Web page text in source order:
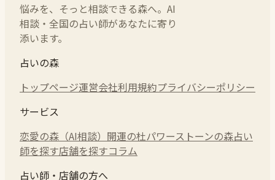
悩みを、そっと相談できる森へ。AI
相談・全国の占い師があなたに寄り
添います。
占いの森
トップページ運営会社利用規約プライバシーポリシー
サービス
恋愛の森（AI相談） 開運の杜パワーストーンの森占い
師を探す店舗を探すコラム
占い師・店舗の方へ